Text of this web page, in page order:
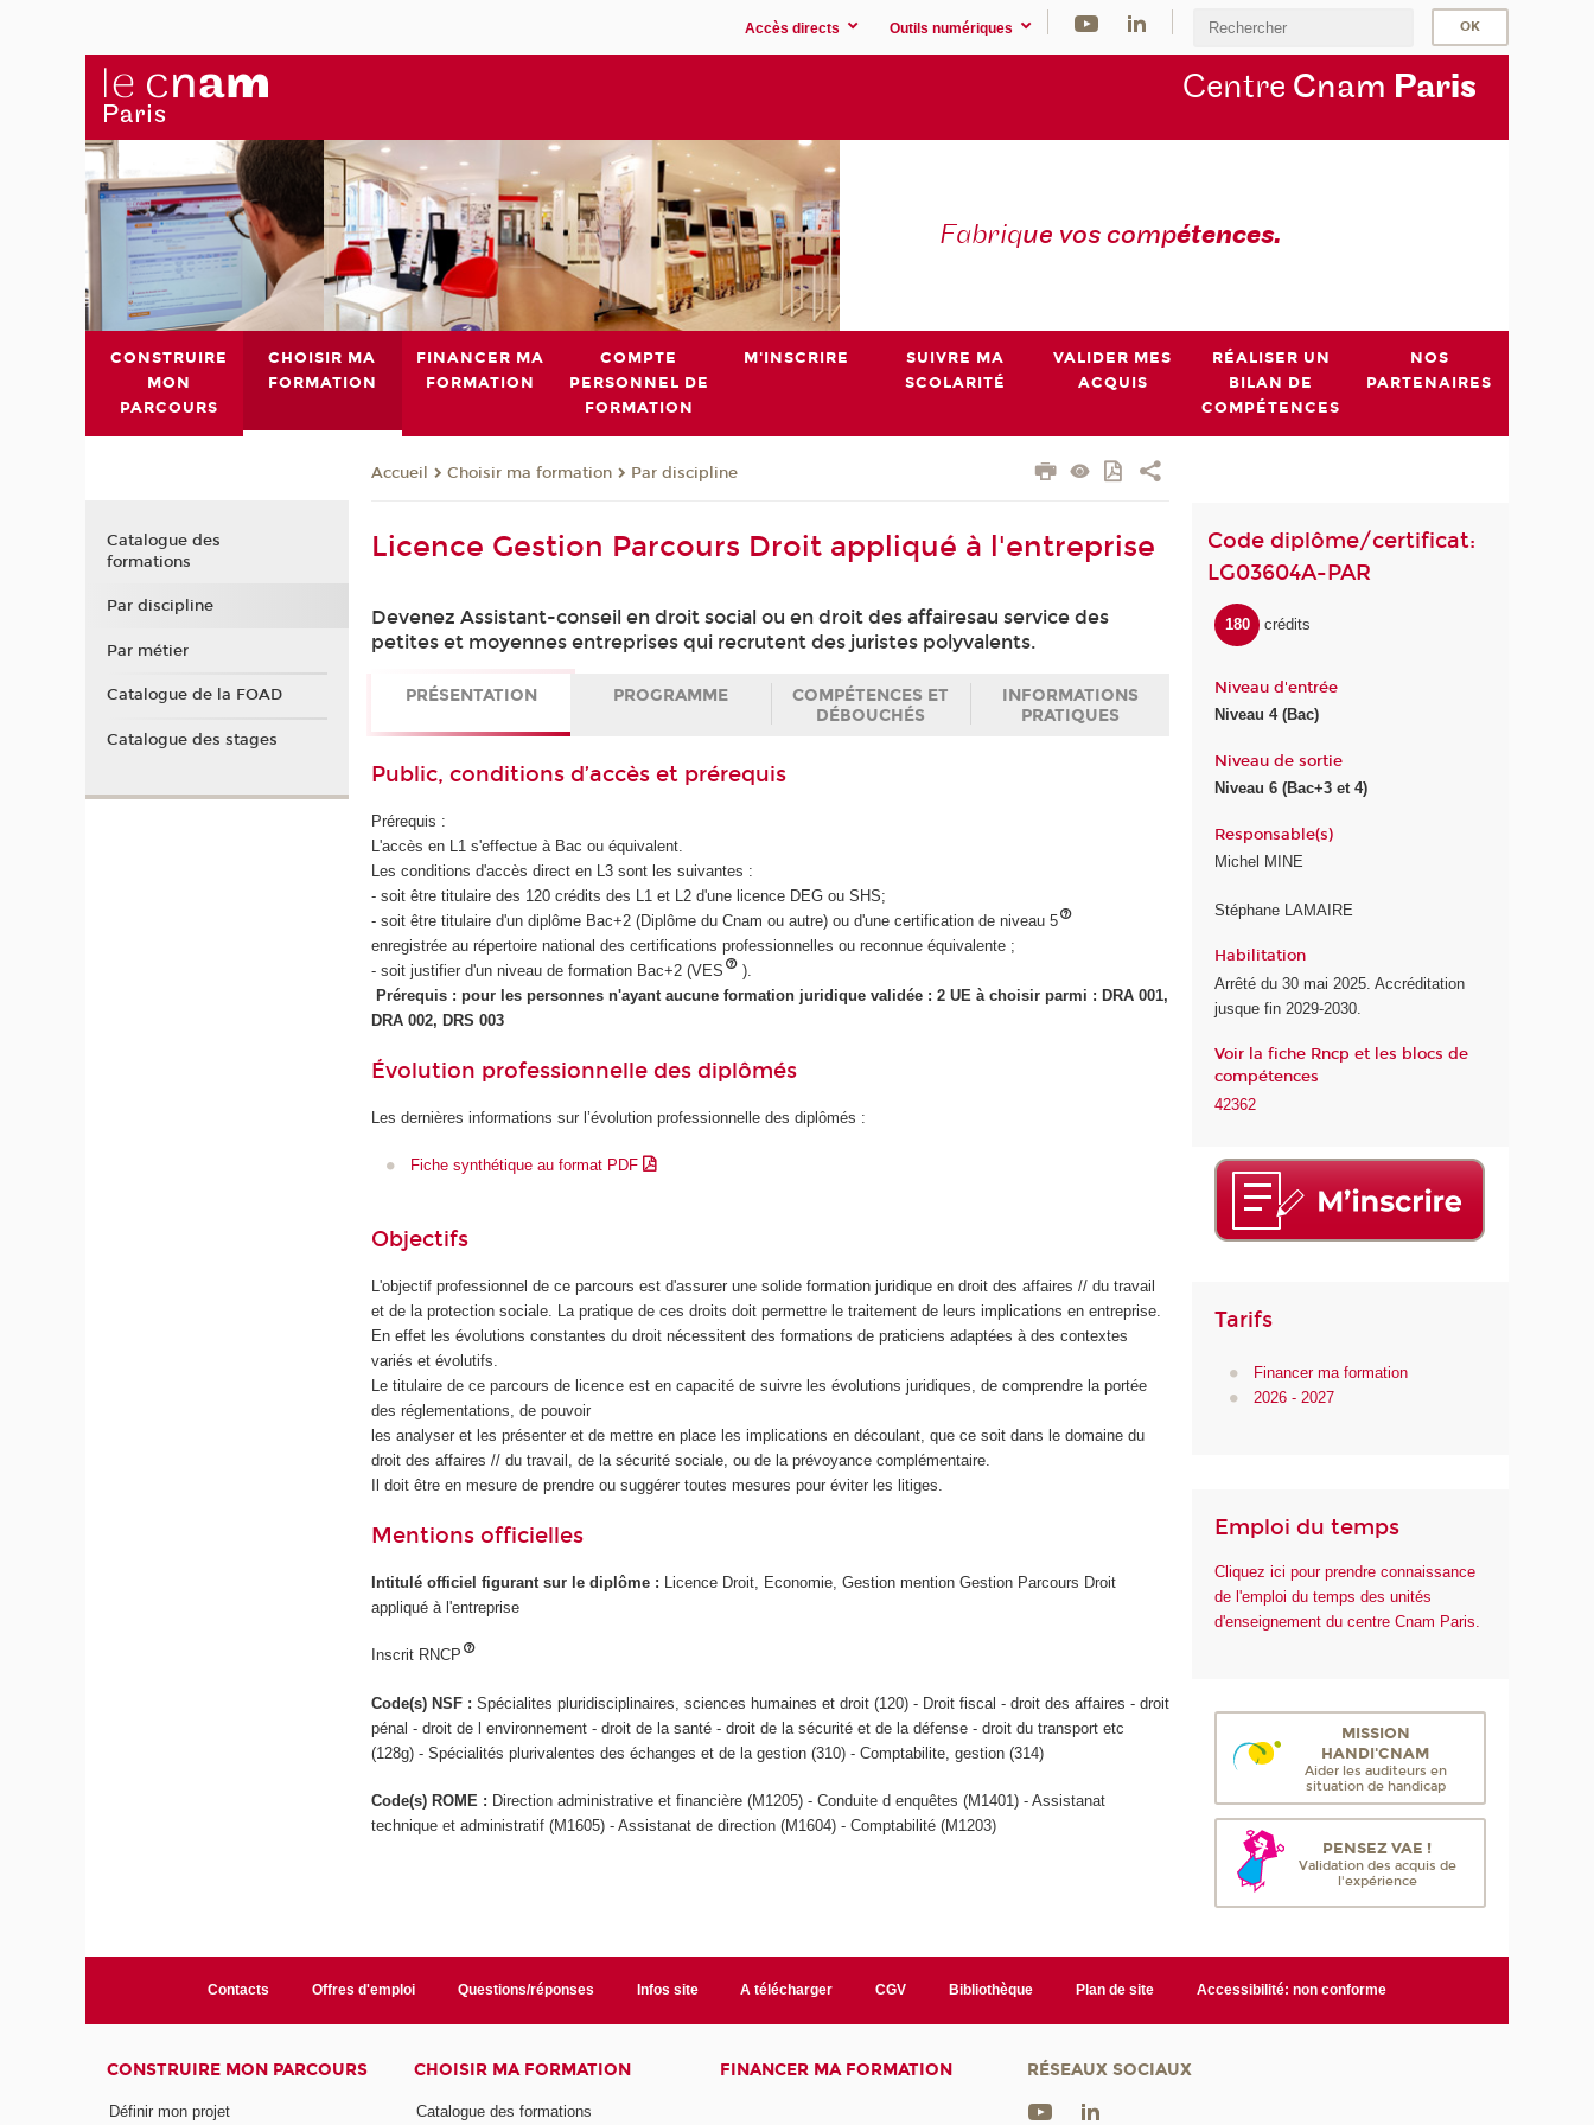
Accès directs Outils numériques
Centre Cnam Paris
Fabrique vos compétences.
CONSTRUIRE
MON
PARCOURS
CHOISIR MA
FORMATION
FINANCER MA
FORMATION
COMPTE
PERSONNEL DE
FORMATION
M'INSCRIRE
SUIVRE MA
SCOLARITÉ
VALIDER MES
ACQUIS
RÉALISER UN
BILAN DE
COMPÉTENCES
NOS
PARTENAIRES
Accueil Choisir ma formation Par discipline
Licence Gestion Parcours Droit appliqué à l'entreprise
Devenez Assistant-conseil en droit social ou en droit des affairesau service des
petites et moyennes entreprises qui recrutent des juristes polyvalents.
PRÉSENTATION PROGRAMME
COMPÉTENCES ET
DÉBOUCHÉS
INFORMATIONS
PRATIQUES
Public, conditions d’accès et prérequis
Prérequis :
L'accès en L1 s'effectue à Bac ou équivalent.
Les conditions d'accès direct en L3 sont les suivantes :
- soit être titulaire des 120 crédits des L1 et L2 d'une licence DEG ou SHS;
- soit être titulaire d'un diplôme Bac+2 (Diplôme du Cnam ou autre) ou d'une certification de niveau 5
enregistrée au répertoire national des certifications professionnelles ou reconnue équivalente ;
- soit justifier d'un niveau de formation Bac+2 (VES
).
Prérequis : pour les personnes n'ayant aucune formation juridique validée : 2 UE à choisir parmi : DRA 001,
DRA 002, DRS 003
Évolution professionnelle des diplômés
Les dernières informations sur l’évolution professionnelle des diplômés :
Fiche synthétique au format PDF
Objectifs
L'objectif professionnel de ce parcours est d'assurer une solide formation juridique en droit des affaires // du travail
et de la protection sociale. La pratique de ces droits doit permettre le traitement de leurs implications en entreprise.
En effet les évolutions constantes du droit nécessitent des formations de praticiens adaptées à des contextes
variés et évolutifs.
Le titulaire de ce parcours de licence est en capacité de suivre les évolutions juridiques, de comprendre la portée
des réglementations, de pouvoir
les analyser et les présenter et de mettre en place les implications en découlant, que ce soit dans le domaine du
droit des affaires // du travail, de la sécurité sociale, ou de la prévoyance complémentaire.
Il doit être en mesure de prendre ou suggérer toutes mesures pour éviter les litiges.
Mentions officielles
Intitulé officiel figurant sur le diplôme : Licence Droit, Economie, Gestion mention Gestion Parcours Droit
appliqué à l'entreprise
Inscrit RNCP
Code(s) NSF :Spécialites pluridisciplinaires, sciences humaines et droit (120) - Droit fiscal - droit des affaires - droit
pénal - droit de l environnement - droit de la santé - droit de la sécurité et de la défense - droit du transport etc
(128g) - Spécialités plurivalentes des échanges et de la gestion (310) - Comptabilite, gestion (314)
Code(s) ROME : Direction administrative et financière (M1205) - Conduite d enquêtes (M1401) - Assistanat
technique et administratif (M1605) - Assistanat de direction (M1604) - Comptabilité (M1203)
Code diplôme/certificat:
LG03604A-PAR
180 crédits
Niveau d'entrée
Niveau 4 (Bac)
Niveau de sortie
Niveau 6 (Bac+3 et 4)
Responsable(s)
Michel MINE
Stéphane LAMAIRE
Habilitation
Arrêté du 30 mai 2025. Accréditation
jusque fin 2029-2030.
Voir la fiche Rncp et les blocs de
compétences
42362
Tarifs
Financer ma formation
2026 - 2027
Emploi du temps
Cliquez ici pour prendre connaissance
de l'emploi du temps des unités
d'enseignement du centre Cnam Paris.
MISSION
HANDI'CNAM
Aider les auditeurs en
situation de handicap
PENSEZ VAE !
Validation des acquis de
l'expérience
Catalogue des
formations
Par discipline
Par métier
Catalogue de la FOAD
Catalogue des stages
Contacts Offres d'emploi Questions/réponses Infos site A télécharger CGV Bibliothèque Plan de site Accessibilité: non conforme
CONSTRUIRE MON PARCOURS
Définir mon projet
CHOISIR MA FORMATION
Catalogue des formations
FINANCER MA FORMATION RÉSEAUX SOCIAUX